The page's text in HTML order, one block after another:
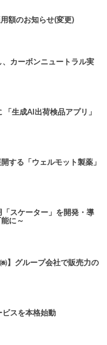
額のお知らせ(変更)
カーボンニュートラル実
生成AI出荷検品アプリ」
する「ウェルモット製薬」
スケーター」を開発・導
に～
】グループ会社で販売力の
スを本格始動